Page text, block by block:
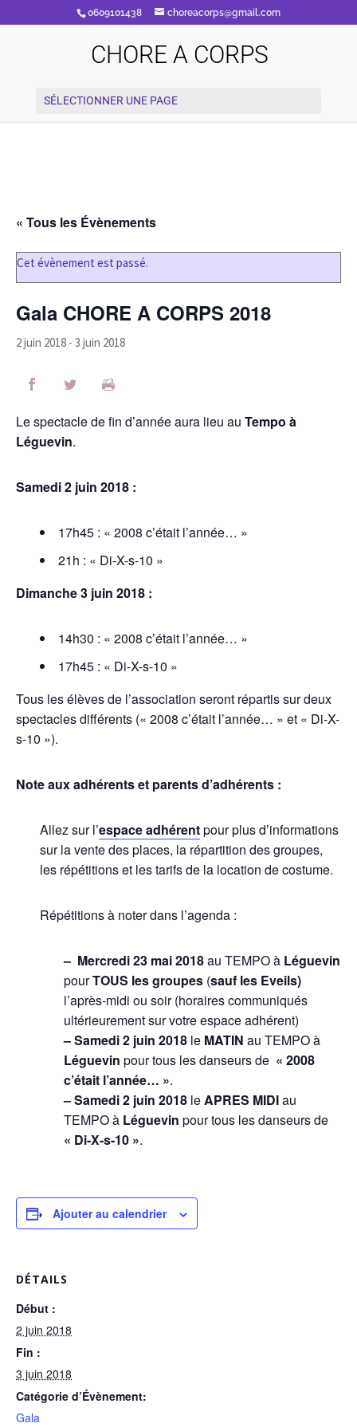
0609101438 choreacorps@gmail.com
CHORE A CORPS
SÉLECTIONNER UNE PAGE
« Tous les Évènements
Cet évènement est passé.
Gala CHORE A CORPS 2018
2 juin 2018 - 3 juin 2018
Le spectacle de fin d’année aura lieu au Tempo à
Léguevin.
Samedi 2 juin 2018 :
17h45 : « 2008 c’était l’année… »
21h : « Di-X-s-10 »
Dimanche 3 juin 2018 :
14h30 : « 2008 c’était l’année… »
17h45 : « Di-X-s-10 »
Tous les élèves de l’association seront répartis sur deux
spectacles différents (« 2008 c’était l’année… » et « Di-X-
s-10 »).
Note aux adhérents et parents d’adhérents :
Allez sur l’espace adhérentpour plus d’informations
sur la vente des places, la répartition des groupes,
les répétitions et les tarifs de la location de costume.
Répétitions à noter dans l’agenda :
– Mercredi 23 mai 2018au TEMPO à Léguevin
pourTOUS les groupes (sauf les Eveils)
l’après-midi ou soir (horaires communiqués
ultérieurement sur votre espace adhérent)
– Samedi 2 juin 2018 le MATIN au TEMPO à
Léguevin pour tous les danseurs de « 2008
c’était l’année… ».
– Samedi 2 juin 2018 leAPRES MIDIau
TEMPO à Léguevin pour tous les danseurs de
« Di-X-s-10 ».
Ajouter au calendrier
DÉTAILS
Début :
2 juin 2018
Fin :
3 juin 2018
Catégorie d’Évènement:
Gala